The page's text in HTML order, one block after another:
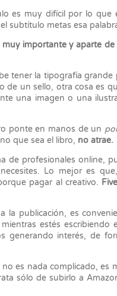
es muy difícil por lo
subtítulo metas esa
muy importante y aparte
tener la tipografía
de un sello, otra cosa es
una imagen o una
ponte en manos de un
que sea el libro, no atrae.
de profesionales online,
Lo mejor es
pagar al creativo.
la publicación, es
estés
generando interés, de
es nada complicado, es
sólo de subirlo a